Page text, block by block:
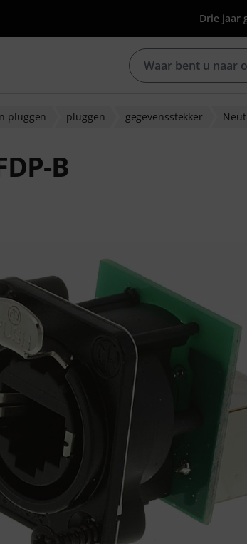
Drie jaar
pluggen pluggen gegevensstekker
B
van 290 klantbeoordelingen